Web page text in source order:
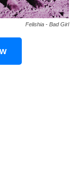
Felishia - Bad Girl